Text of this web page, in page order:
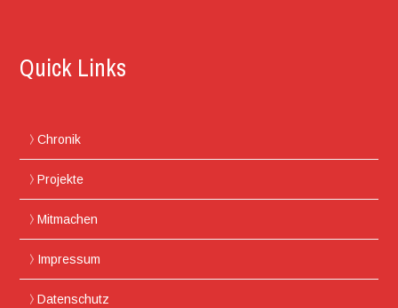
Quick Links
Chronik
Projekte
Mitmachen
Impressum
Datenschutz